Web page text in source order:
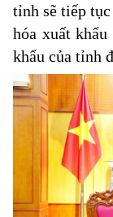
tỉnh sẽ tiếp
hóa xuất khẩu
khẩu của tỉnh